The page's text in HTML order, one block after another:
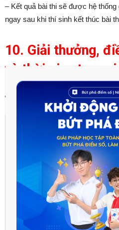
– Kết quả bài thi sẽ được hệ
ngay sau khi thí sinh kết thúc bài
10. Giải thưởng,
và thời gian trao
a.Giải thưởng